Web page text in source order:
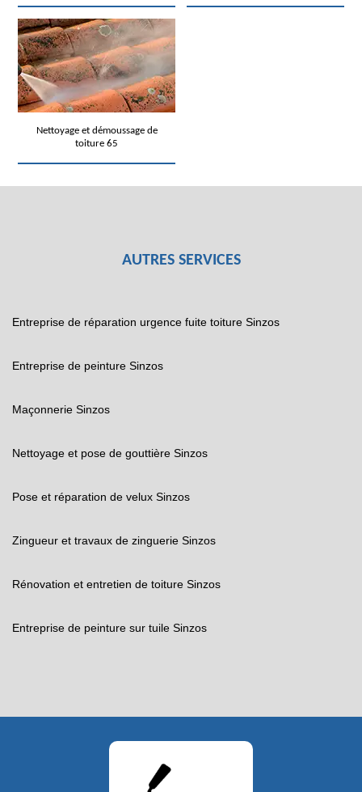
Nettoyage et démoussage de
toiture 65
AUTRES SERVICES
Entreprise de réparation urgence fuite toiture Sinzos
Entreprise de peinture Sinzos
Maçonnerie Sinzos
Nettoyage et pose de gouttière Sinzos
Pose et réparation de velux Sinzos
Zingueur et travaux de zinguerie Sinzos
Rénovation et entretien de toiture Sinzos
Entreprise de peinture sur tuile Sinzos